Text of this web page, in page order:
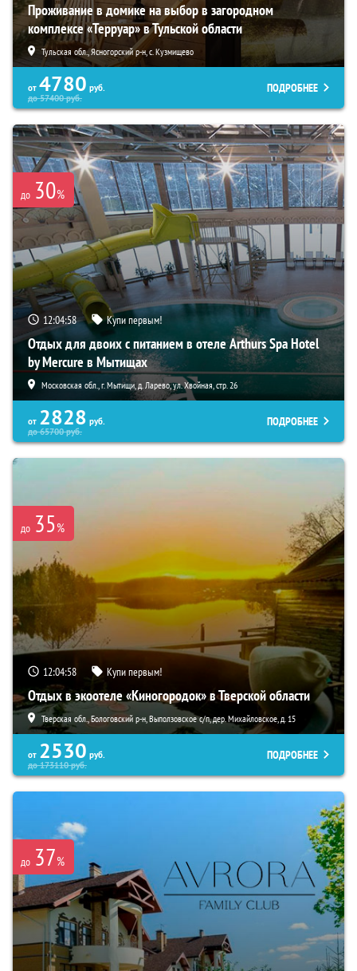
Проживание в домике на выбор в загородном
комплексе «Терруар» в Тульской области
Тульская обл., Ясногорский р-н, с. Кузмищево
от 4780 руб.
до57400руб.
ПОДРОБНЕЕ
до 30%
12:04:57 Купи первым!
Отдых для двоих с питанием в отеле Arthurs Spa Hotel
by Mercure в Мытищах
Московская обл., г. Мытищи, д. Ларево, ул. Хвойная, стр. 26
от 2828 руб.
до65700руб.
ПОДРОБНЕЕ
до 35%
12:04:57 Купи первым!
Отдых в экоотеле «Киногородок» в Тверской области
Тверская обл., Бологовский р-н, Выползовское с/п, дер. Михайловское, д. 15
от 2530 руб.
до173110руб.
ПОДРОБНЕЕ
до 37%